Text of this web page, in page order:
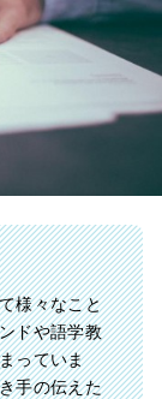
様々なこと
ドや語学教
っていま
手の伝えた